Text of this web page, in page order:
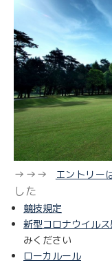
→→→ エントリー
した
競技規定
新型コロナウイル
みください
ローカルール